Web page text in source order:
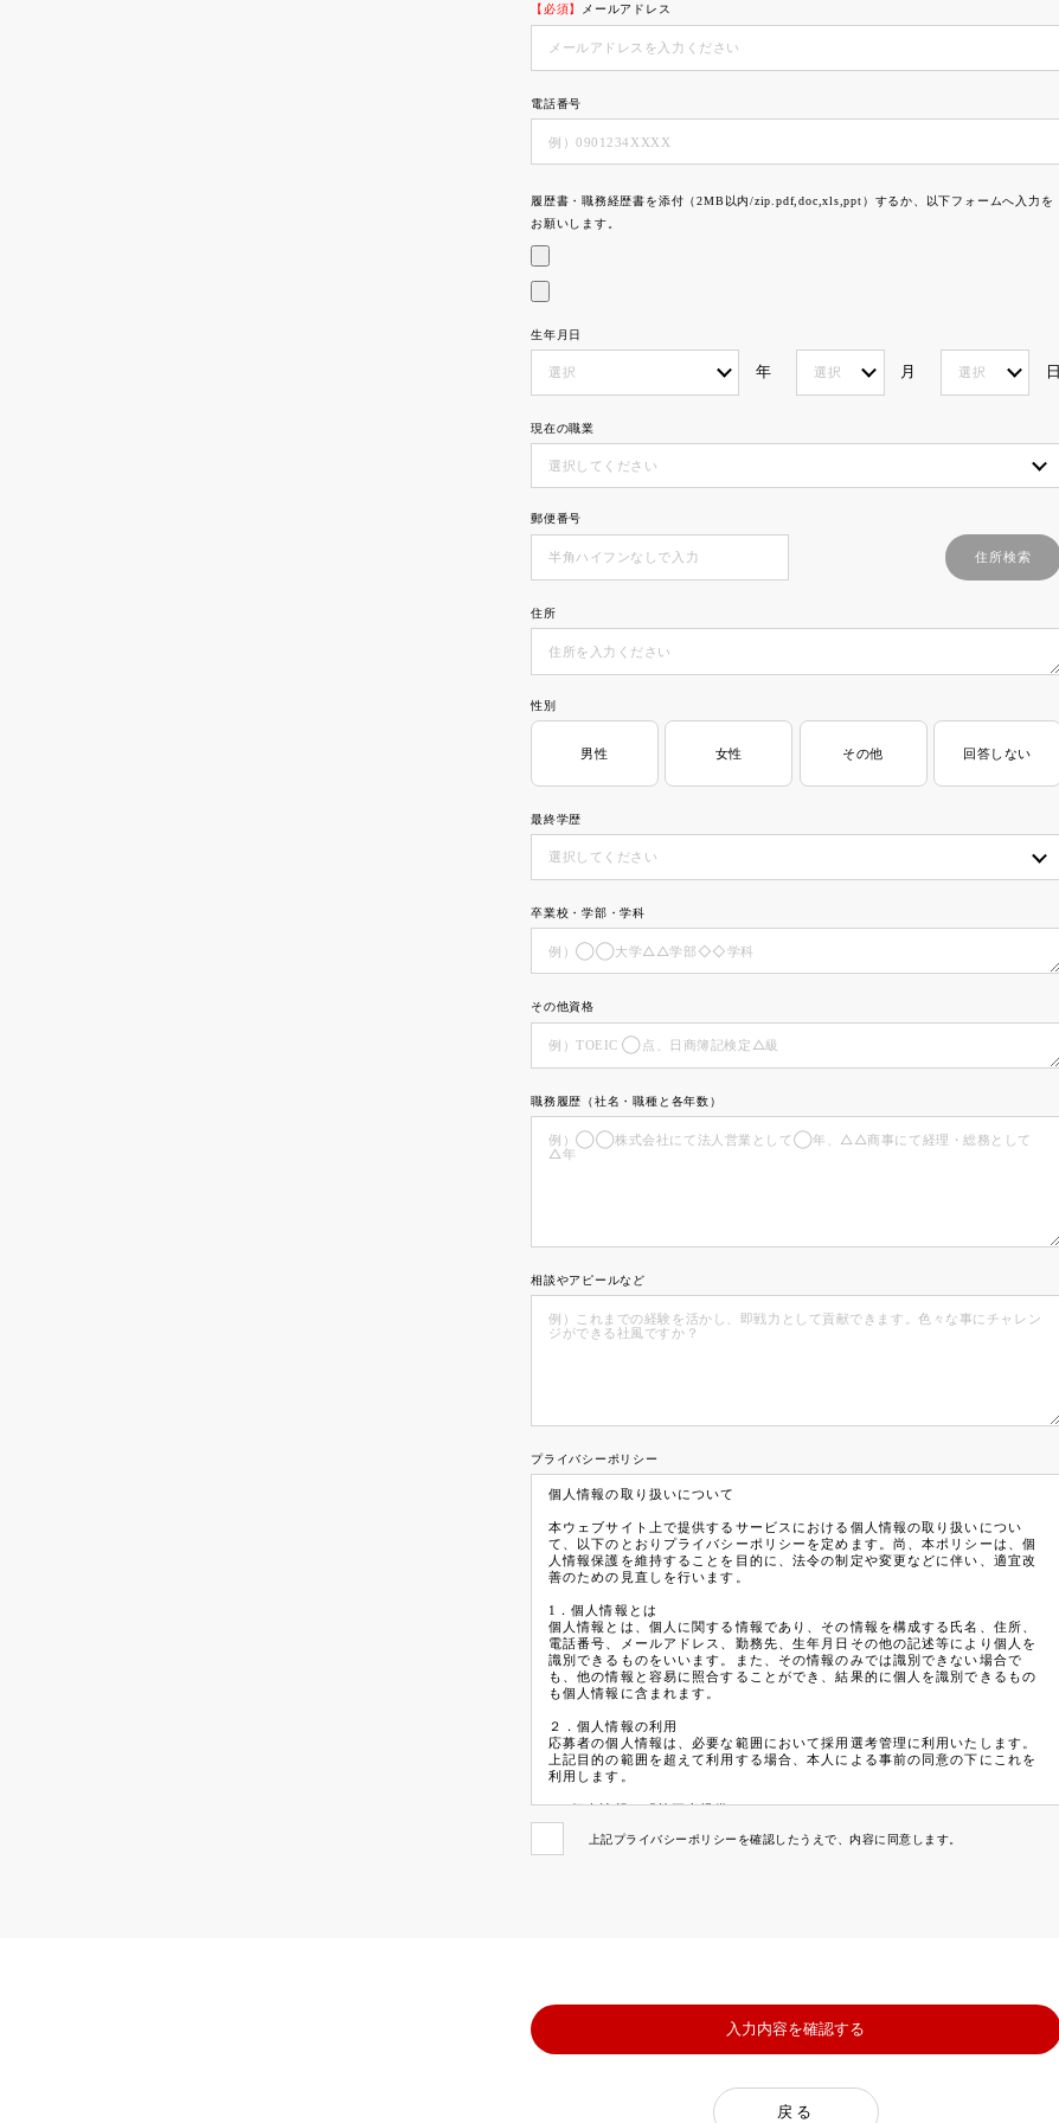
【必須】 メールアドレス
電話番号
履歴書・職務経歴書を添付（2MB以内/zip.pdf,doc,xls,ppt）するか、以下フォームへ入力を
お願いします。
生年月日
年 月 日
現在の職業
郵便番号
住所
性別
男性 女性 その他 回答しない
最終学歴
卒業校・学部・学科
その他資格
職務履歴（社名・職種と各年数）
相談やアピールなど
プライバシーポリシー
個人情報の取り扱いについて
本ウェブサイト上で提供するサービスにおける個人情報の取り扱いについ
て、以下のとおりプライバシーポリシーを定めます。尚、本ポリシーは、個
人情報保護を維持することを目的に、法令の制定や変更などに伴い、適宜改
善のための見直しを行います。
1．個人情報とは
個人情報とは、個人に関する情報であり、その情報を構成する氏名、住所、
電話番号、メールアドレス、勤務先、生年月日その他の記述等により個人を
識別できるものをいいます。また、その情報のみでは識別できない場合で
も、他の情報と容易に照合することができ、結果的に個人を識別できるもの
も個人情報に含まれます。
２．個人情報の利用
応募者の個人情報は、必要な範囲において採用選考管理に利用いたします。
上記目的の範囲を超えて利用する場合、本人による事前の同意の下にこれを
利用します。
3．個人情報の「第三者提供」について
法令に定める場合を除き、取得した個人情報を予めご本人の同意を得ること
なく、第三者に提供または開示いたしません。
上記プライバシーポリシーを確認したうえで、内容に同意します。
戻る